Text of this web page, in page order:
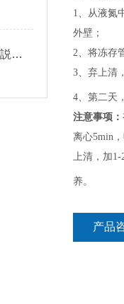
人急性T淋巴细胞白血病Loucy説明书
1、 从液氮
外壁；
2、 将冻存
3、 弃上清
4、 第二天
注意事项：
离心5min，
上清，加1-
养。
产品